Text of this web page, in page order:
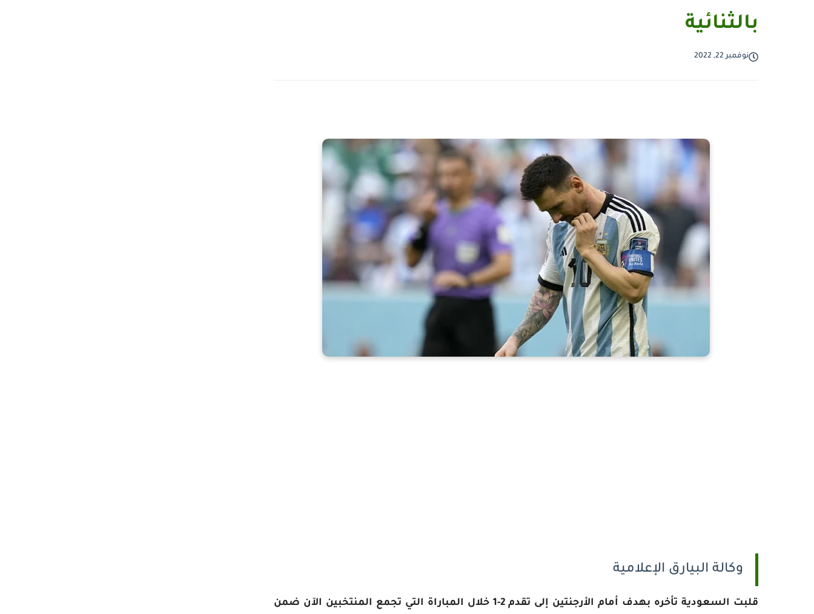
بالثنائية
نوفمبر 22, 2022
وكالة البيارق الإعلامية
قلبت السعودية تأخره بهدف أمام الأرجنتين إلى تقدم 2-1 خلال المباراة التي تجمع المنتخبين الآن ضمن